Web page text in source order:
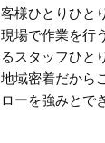
様ひとりひと
場で作業を行
スタッフひと
域密着だから
ーを強みとで